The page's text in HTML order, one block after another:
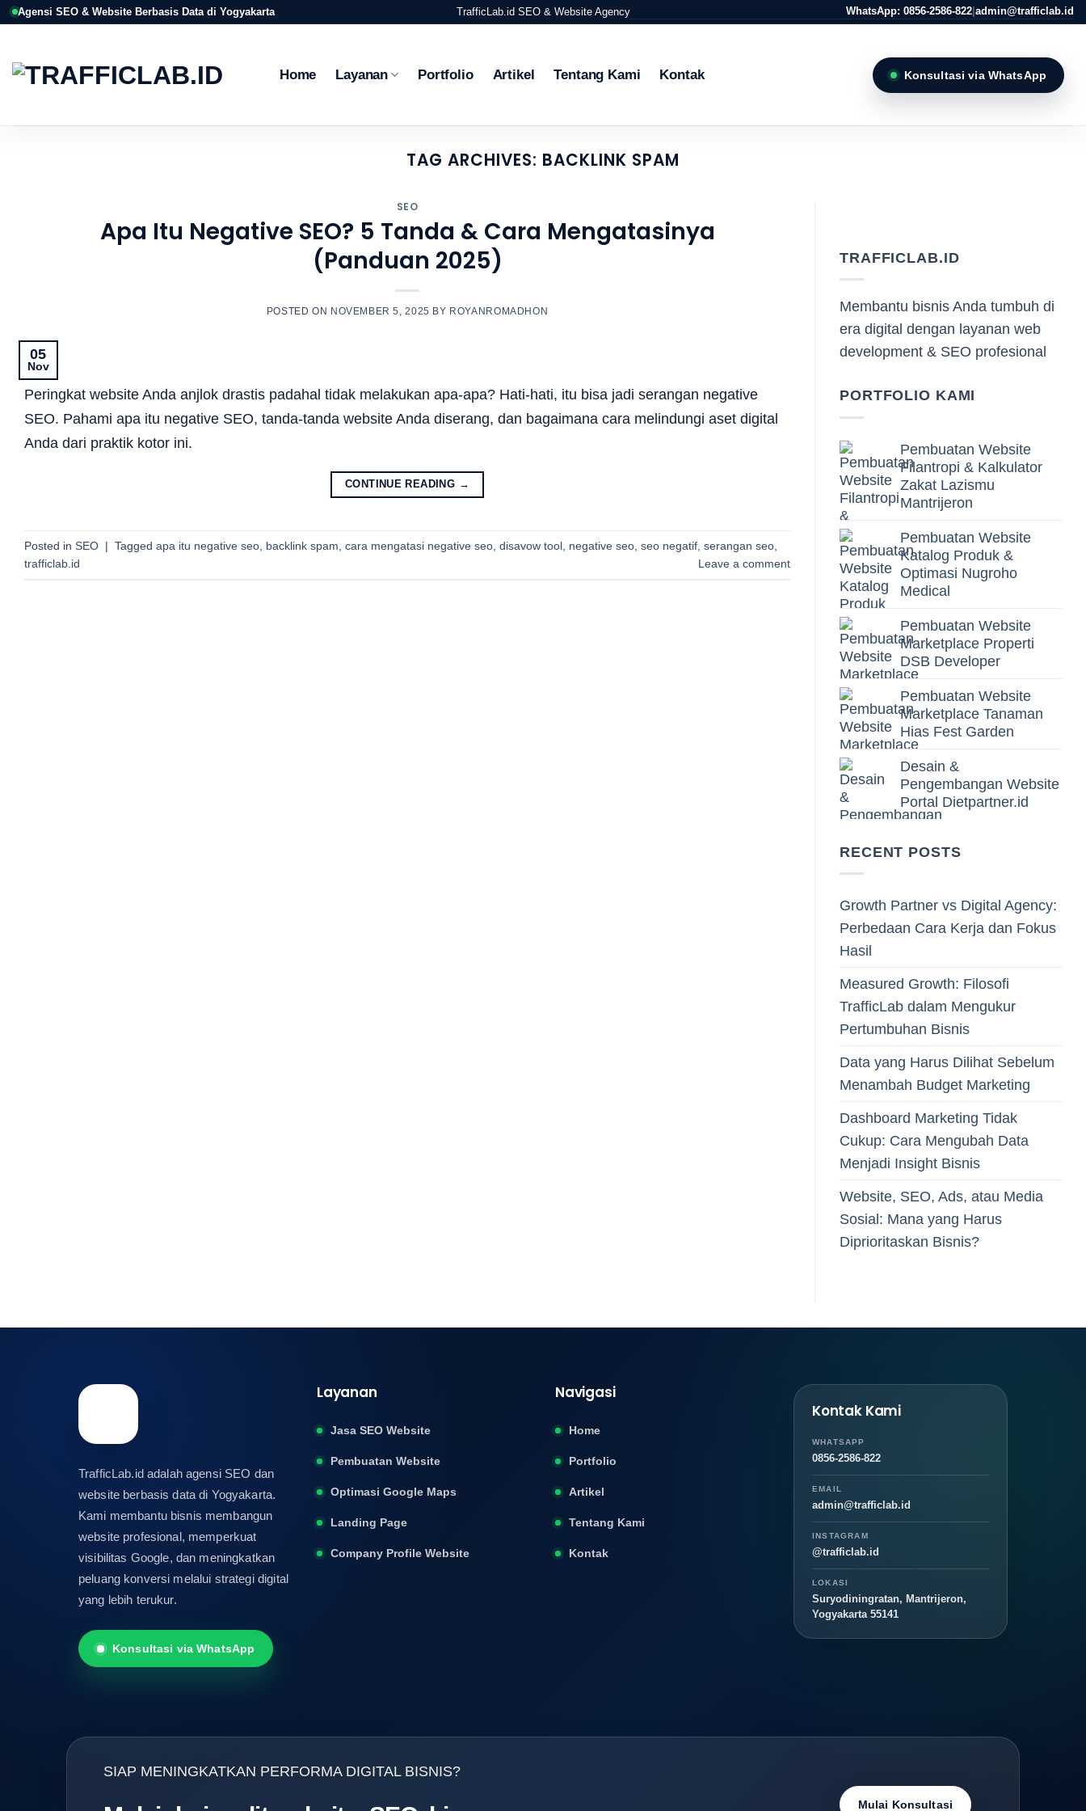
SkipAgensi SEO & Website Berbasis Data di Yogyakarta TrafficLab.id SEO & Website Agency WhatsApp: 0856-2586-822 admin@trafficlab.id
Home Layanan Portfolio Artikel Tentang Kami Kontak Konsultasi via WhatsApp
TAG ARCHIVES: BACKLINK SPAM
SEO
Apa Itu Negative SEO? 5 Tanda & Cara Mengatasinya
(Panduan 2025)
POSTED ON NOVEMBER 5, 2025 BY ROYANROMADHON
05
Nov
Peringkat website Anda anjlok drastis padahal tidak melakukan apa-apa? Hati-hati, itu bisa jadi serangan negative
SEO. Pahami apa itu negative SEO, tanda-tanda website Anda diserang, dan bagaimana cara melindungi aset digital
Anda dari praktik kotor ini.
CONTINUE READING →
Posted in SEO | Tagged apa itu negative seo backlink spam cara mengatasi negative seo disavow tool negative seo seo negatif serangan seo
trafficlab.id
Leave a comment
TRAFFICLAB.ID
Membantu bisnis Anda tumbuh di
era digital dengan layanan web
development & SEO profesional
PORTFOLIO KAMI
Pembuatan Website
Filantropi & Kalkulator
Zakat Lazismu
Mantrijeron
Pembuatan Website
Katalog Produk &
Optimasi Nugroho
Medical
Pembuatan Website
Marketplace Properti
DSB Developer
Pembuatan Website
Marketplace Tanaman
Hias Fest Garden
Desain &
Pengembangan Website
Portal Dietpartner.id
RECENT POSTS
Growth Partner vs Digital Agency:
Perbedaan Cara Kerja dan Fokus
Hasil
Measured Growth: Filosofi
TrafficLab dalam Mengukur
Pertumbuhan Bisnis
Data yang Harus Dilihat Sebelum
Menambah Budget Marketing
Dashboard Marketing Tidak
Cukup: Cara Mengubah Data
Menjadi Insight Bisnis
Website, SEO, Ads, atau Media
Sosial: Mana yang Harus
Diprioritaskan Bisnis?
TrafficLab.id adalah agensi SEO dan
website berbasis data di Yogyakarta.
Kami membantu bisnis membangun
website profesional, memperkuat
visibilitas Google, dan meningkatkan
peluang konversi melalui strategi digital
yang lebih terukur.
Konsultasi via WhatsApp
Layanan
Jasa SEO Website
Pembuatan Website
Optimasi Google Maps
Landing Page
Company Profile Website
Navigasi
Home
Portfolio
Artikel
Tentang Kami
Kontak
Kontak Kami
WHATSAPP
0856-2586-822
EMAIL
admin@trafficlab.id
INSTAGRAM
@trafficlab.id
LOKASI
Suryodiningratan, Mantrijeron,
Yogyakarta 55141
SIAP MENINGKATKAN PERFORMA DIGITAL BISNIS?
Mulai Konsultasi